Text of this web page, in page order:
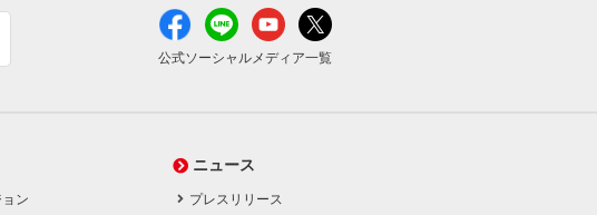
公式ソーシャルメディア一覧
ン
ニュース
プレスリリース